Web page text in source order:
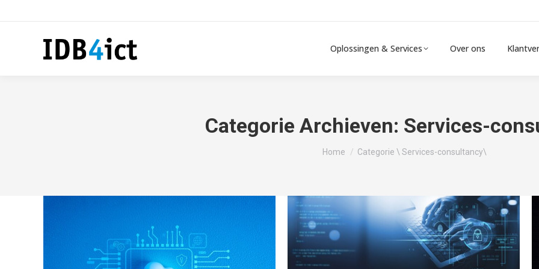
Oplossingen & Services Over ons
Categorie Archieven: Services-
Je bent hier:
Home Categorie \ Services-consultancy\